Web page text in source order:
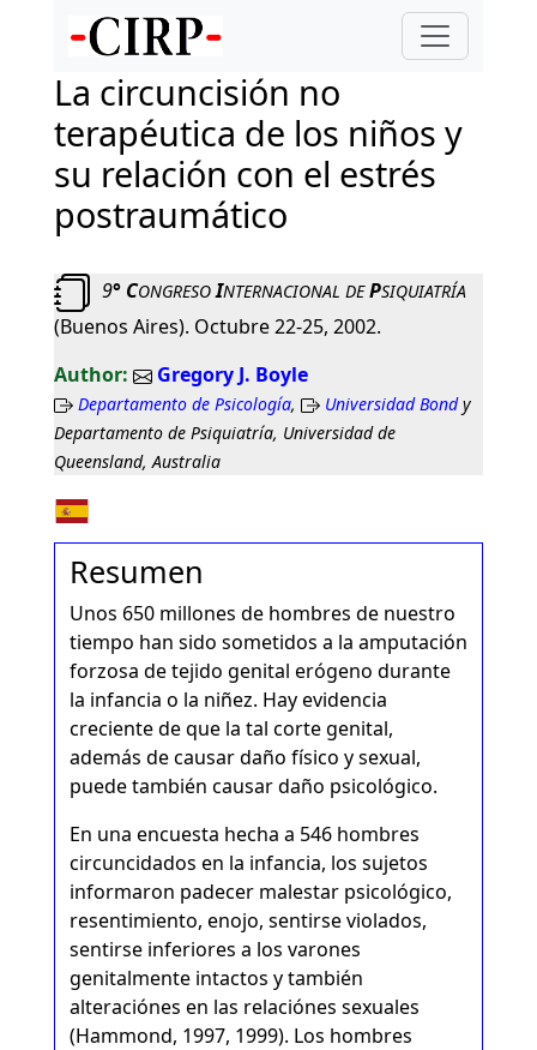
La circuncisión no
terapéutica de los niños y
su relación con el estrés
postraumático
9° CONGRESOINTERNACIONAL DEPSIQUIATRÍA
(Buenos Aires). Octubre 22-25, 2002.
Gregory J. Boyle
Departamento de Psicología, Universidad Bondy
Departamento de Psiquiatría, Universidad de
Queensland, Australia
Resumen
Unos 650 millones de hombres de nuestro
tiempo han sido sometidos a la amputación
forzosa de tejido genital erógeno durante
la infancia o la niñez. Hay evidencia
creciente de que la tal corte genital,
además de causar daño físico y sexual,
puede también causar daño psicológico.
En una encuesta hecha a 546 hombres
circuncidados en la infancia, los sujetos
informaron padecer malestar psicológico,
resentimiento, enojo, sentirse violados,
sentirse inferiores a los varones
genitalmente intactos y también
alteraciónes en las relaciónes sexuales
(Hammond, 1997, 1999). Los hombres